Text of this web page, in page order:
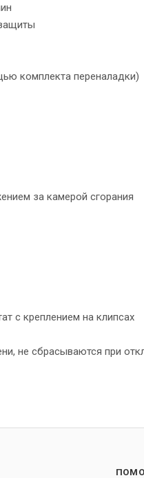
комплекта переналадки)
за камерой сгорания
с креплением на клипсах
не сбрасываются при